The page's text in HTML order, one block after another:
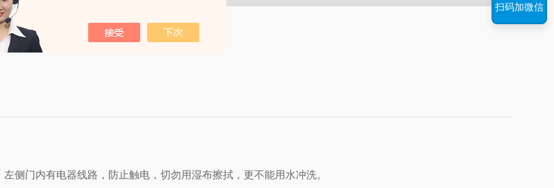
侧门内有电器线路，防止触电，切勿用湿布擦拭，更不能用水冲洗。
扫码加微信